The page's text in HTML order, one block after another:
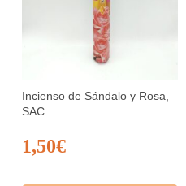
Incienso de Sándalo y Rosa,
SAC
1,50€